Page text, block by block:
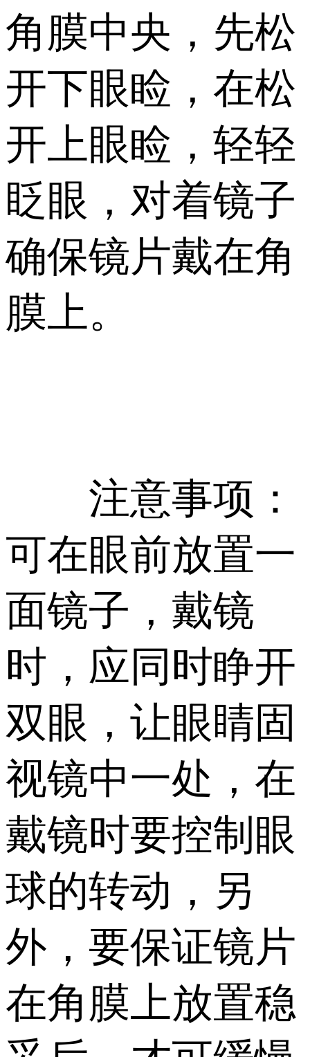
角膜中央，先松
开下眼睑，在松
开上眼睑，轻轻
眨眼，对着镜子
确保镜片戴在角
膜上。
注意事项：
可在眼前放置一
面镜子，戴镜
时，应同时睁开
双眼，让眼睛固
视镜中一处，在
戴镜时要控制眼
球的转动，另
外，要保证镜片
在角膜上放置稳